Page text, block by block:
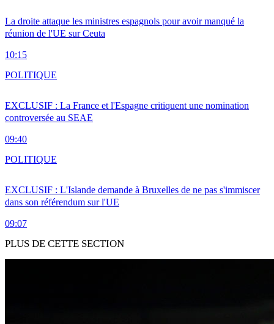
La droite attaque les ministres espagnols pour avoir manqué la
réunion de l'UE sur Ceuta
10:15
EXCLUSIF : La France et l'Espagne critiquent une nomination
controversée au SEAE
09:40
POLITIQUE
EXCLUSIF : L'Islande demande à Bruxelles de ne pas s'immiscer
dans son référendum sur l'UE
09:07
POLITIQUE
PLUS DE CETTE SECTION